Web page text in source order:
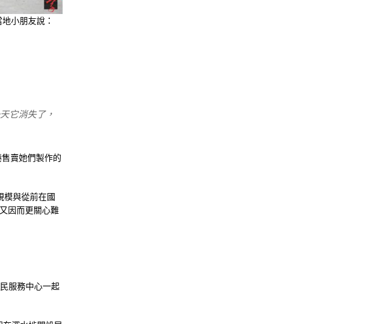
小朋友說：
它消失了，
賣她們製作的
模與從前在國
因而更關心難
服務中心一起